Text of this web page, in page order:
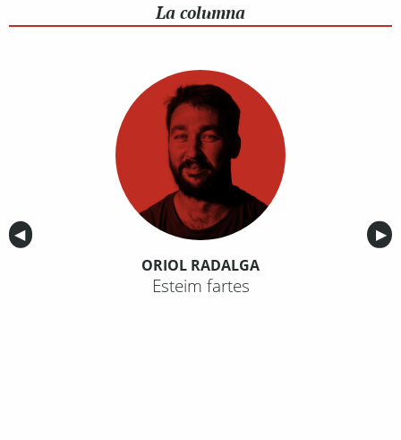
La columna
Anterior
◀︎ ▶︎
ORIOL RADALGA
Esteim fartes